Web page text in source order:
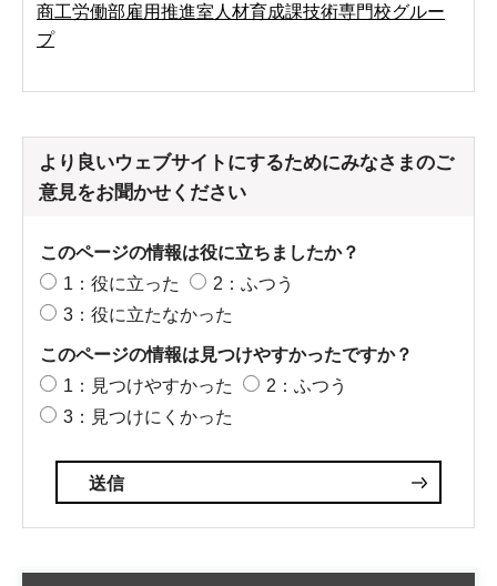
商工労働部雇用推進室人材育成課技術専門校グルー
プ
より良いウェブサイトにするためにみなさまのご
意見をお聞かせください
このページの情報は役に立ちましたか？
1：役に立った
2：ふつう
3：役に立たなかった
このページの情報は見つけやすかったですか？
1：見つけやすかった
2：ふつう
3：見つけにくかった